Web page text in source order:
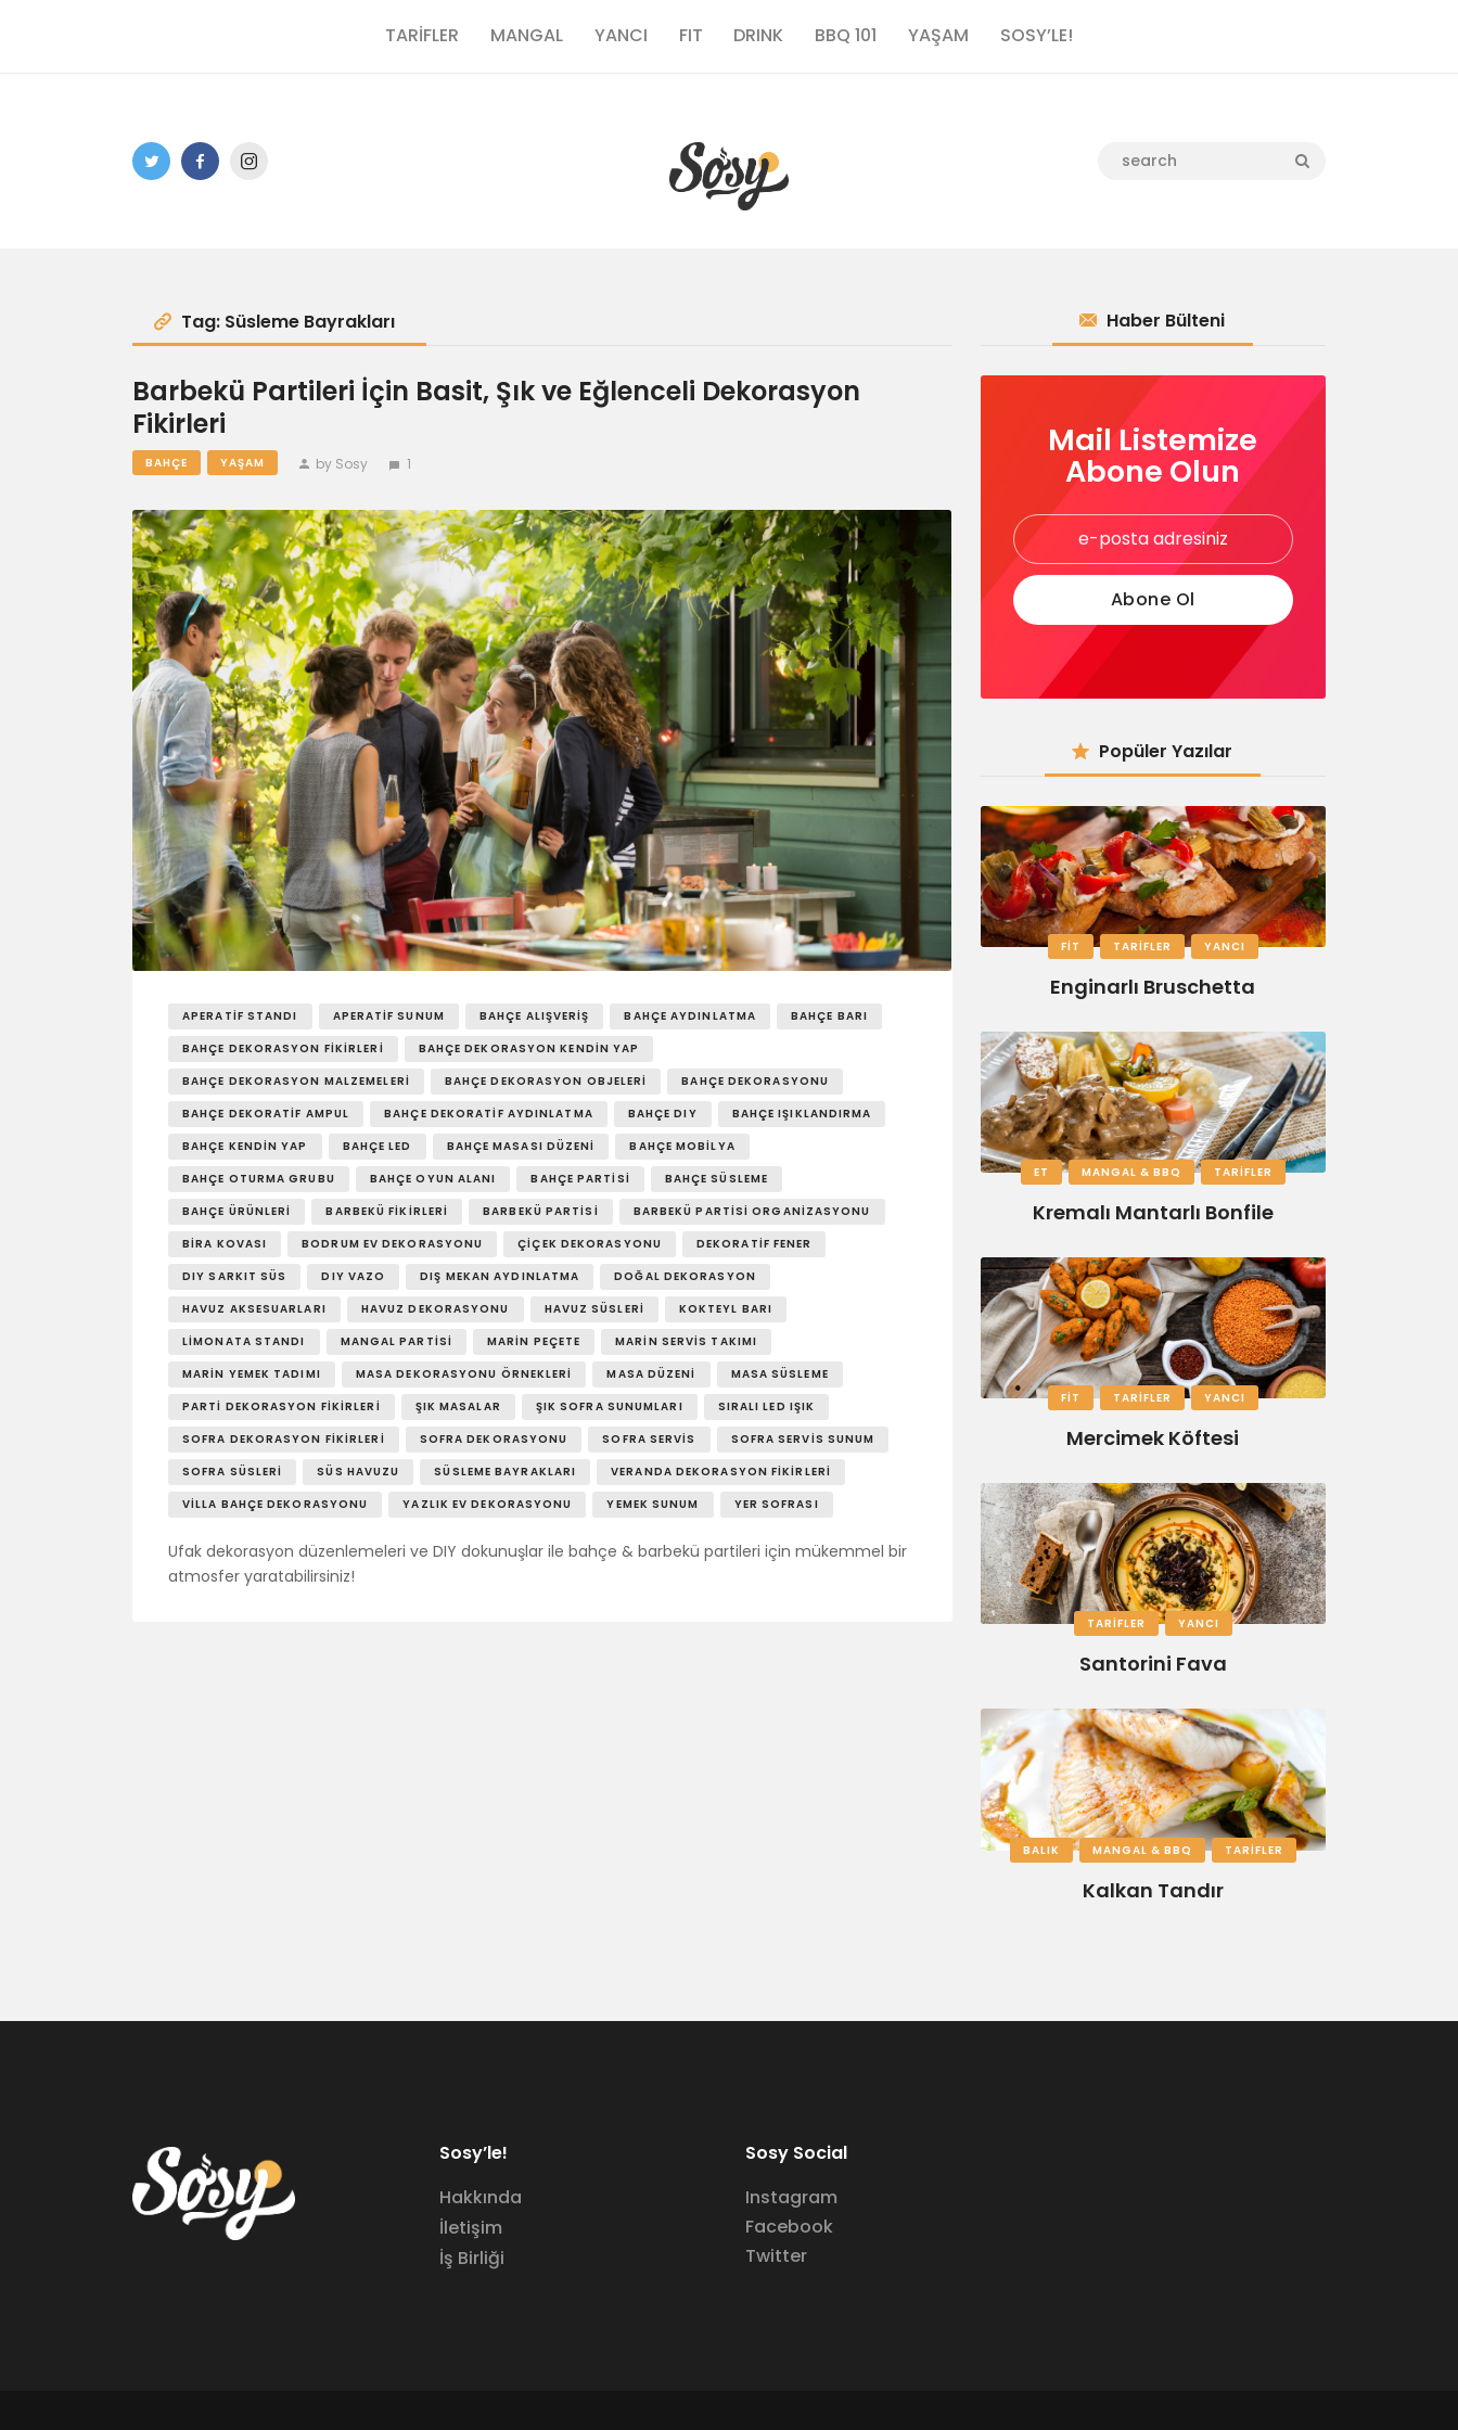
TARİFLER MANGAL YANCI FIT DRINK BBQ 101 YAŞAM SOSY’LE!
TARİFLER
YANCI
Tag: Süsleme Bayrakları
Barbekü Partileri İçin Basit, Şık ve Eğlenceli Dekorasyon
Fikirleri
BAHÇE YAŞAM by Sosy 1
APERATIF STANDI APERATIF SUNUM BAHÇE ALIŞVERIŞ BAHÇE AYDINLATMA
BAHÇE BARI
BAHÇE DEKORASYON FIKIRLERI
BAHÇE DEKORASYON KENDIN YAP
BAHÇE DEKORASYON MALZEMELERI
BAHÇE DEKORASYON OBJELERI
BAHÇE DEKORASYONU
BAHÇE DEKORATIF AMPUL
BAHÇE DEKORATIF AYDINLATMA BAHÇE DIY
BAHÇE IŞIKLANDIRMA
BAHÇE KENDIN YAP
BAHÇE LED BAHÇE MASASI DÜZENI
BAHÇE MOBILYA
BAHÇE OTURMA GRUBU
BAHÇE OYUN ALANI BAHÇE PARTISI
BAHÇE SÜSLEME
BAHÇE ÜRÜNLERI
BARBEKÜ FIKIRLERI BARBEKÜ PARTISI
BARBEKÜ PARTISI ORGANIZASYONU
BIRA KOVASI
BODRUM EV DEKORASYONU ÇIÇEK DEKORASYONU
DEKORATIF FENER
DIY SARKIT SÜS
DIY VAZO DIŞ MEKAN AYDINLATMA
DOĞAL DEKORASYON
HAVUZ AKSESUARLARI
HAVUZ DEKORASYONU HAVUZ SÜSLERI
KOKTEYL BARI
LIMONATA STANDI
MANGAL PARTISI MARIN PEÇETE
MARIN SERVIS TAKIMI
MARIN YEMEK TADIMI
MASA DEKORASYONU ÖRNEKLERI MASA DÜZENI
MASA SÜSLEME
PARTI DEKORASYON FIKIRLERI
ŞIK MASALAR ŞIK SOFRA SUNUMLARI
SIRALI LED IŞIK
SOFRA DEKORASYON FIKIRLERI
SOFRA DEKORASYONU SOFRA SERVIS
SOFRA SERVIS SUNUM
SOFRA SÜSLERI
SÜS HAVUZU SÜSLEME BAYRAKLARI
VERANDA DEKORASYON FIKIRLERI
VILLA BAHÇE DEKORASYONU
YAZLIK EV DEKORASYONU YEMEK SUNUM YER SOFRASI
Ufak dekorasyon düzenlemeleri ve DIY dokunuşlar ile bahçe & barbekü partileri için mükemmel bir
atmosfer yaratabilirsiniz!
Haber Bülteni
Mail Listemize
Abone Olun
Popüler Yazılar
FIT TARIFLER YANCI
Enginarlı Bruschetta
ET MANGAL & BBQ TARIFLER
Kremalı Mantarlı Bonfile
FIT TARIFLER YANCI
Mercimek Köftesi
TARIFLER YANCI
Santorini Fava
BALIK MANGAL & BBQ TARIFLER
Kalkan Tandır
Sosy’le!
Hakkında
İletişim
İş Birliği
Sosy Social
Instagram
Facebook
Twitter